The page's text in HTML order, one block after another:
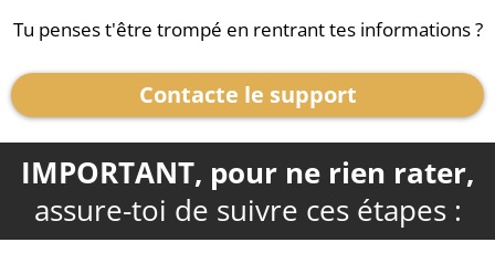
Tu penses t'être trompé en rentrant tes informations ?
Contacte le support
IMPORTANT, pour ne rien rater,
assure-toi de suivre ces étapes :